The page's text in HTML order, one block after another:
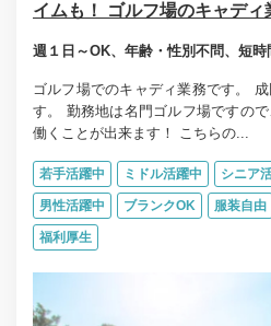
イムも！ ゴルフ場のキャデ
週１日～OK、年齢・性別不問、短時
ゴルフ場でのキャディ業務です。
す。 勤務地は名門ゴルフ場ですの
働くことが出来ます！ こちらの...
若手活躍中 ミドル活躍中 シニア
男性活躍中 ブランクOK 服装自由
福利厚生